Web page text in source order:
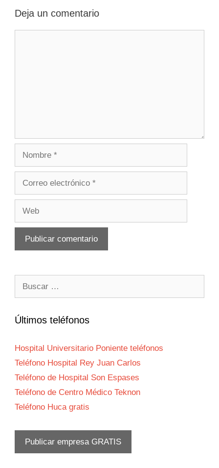
Deja un comentario
Últimos teléfonos
Hospital Universitario Poniente teléfonos
Teléfono Hospital Rey Juan Carlos
Teléfono de Hospital Son Espases
Teléfono de Centro Médico Teknon
Teléfono Huca gratis
Publicar empresa GRATIS